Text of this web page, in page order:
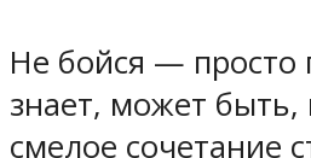
Не бойся — просто
знает, может быть,
смелое сочетание